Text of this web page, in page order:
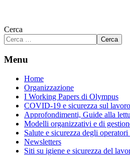
Cerca
Cerca
Menu
Home
Organizzazione
I Working Papers di Olympus
COVID-19 e sicurezza sul lavoro
Approfondimenti, Guide alla
Modelli organizzativi e di
Salute e sicurezza degli
Newsletters
Siti su igiene e sicurezza del